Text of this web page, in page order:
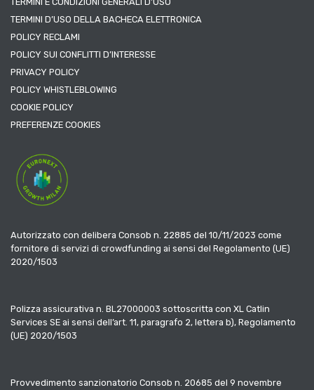
TERMINI D’USO DELLA BACHECA ELETTRONICA
POLICY RECLAMI
POLICY SUI CONFLITTI D’INTERESSE
PRIVACY POLICY
POLICY WHISTLEBLOWING
COOKIE POLICY
PREFERENZE COOKIES
Autorizzato con delibera Consob n. 22885 del 10/11/2023 come
fornitore di servizi di crowdfunding ai sensi del Regolamento (UE)
2020/1503
Polizza assicurativa n. BL27000003 sottoscritta con XL Catlin
Services SE ai sensi dell’art. 11, paragrafo 2, lettera b), Regolamento
(UE) 2020/1503
Provvedimento sanzionatorio Consob n. 20685 del 9 novembre